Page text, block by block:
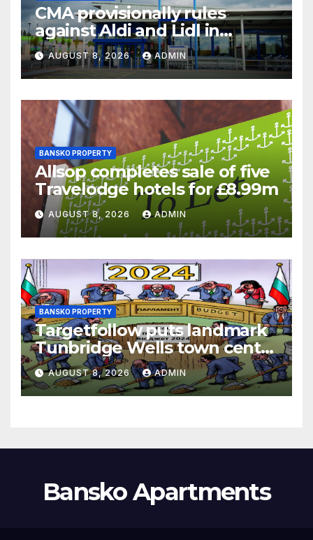
CMA provisionally rules
against Aldi and Lidl in
supermarket regulatory
battle
AUGUST 8, 2026 ADMIN
BANSKO PROPERTY
Allsop completes sale of five
Travelodge hotels for £8.99m
AUGUST 8, 2026 ADMIN
BANSKO PROPERTY
Targetfollow puts landmark
Tunbridge Wells town centre
estate up for sale
AUGUST 8, 2026 ADMIN
Bansko Apartments